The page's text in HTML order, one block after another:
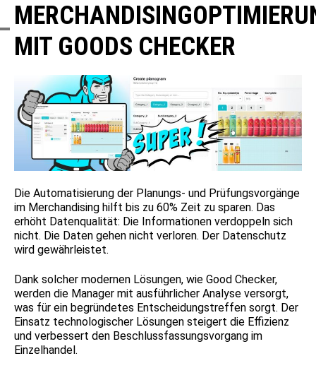
MIT GOODS CHECKER
Die Automatisierung der Planungs- und Prüfungsvorgänge
im Merchandising hilft bis zu 60% Zeit zu sparen. Das
erhöht Datenqualität: Die Informationen verdoppeln sich
nicht. Die Daten gehen nicht verloren. Der Datenschutz
wird gewährleistet.
Dank solcher modernen Lösungen, wie Good Checker,
werden die Manager mit ausführlicher Analyse versorgt,
was für ein begründetes Entscheidungstreffen sorgt. Der
Einsatz technologischer Lösungen steigert die Effizienz
und verbessert den Beschlussfassungsvorgang im
Einzelhandel.